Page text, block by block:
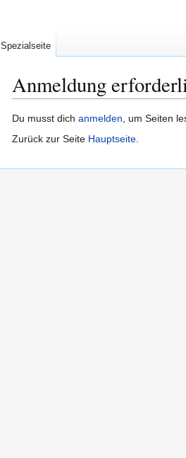
Anmeldung
Zur
Navigation
Zur
Suche
Du musst dich anmelden, um Seiten
Zurück zur Seite Hauptseite.
Spezialseite